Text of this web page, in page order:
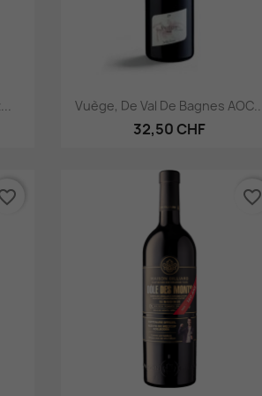
Aperçu rapide
Vuège, De Val De Bagnes AOC...
32,50 CHF
favorite_border